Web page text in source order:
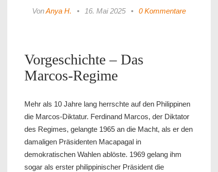
VonAnya H. • 16. Mai 2025 • 0 Kommentare
Vorgeschichte – Das
Marcos-Regime
Mehr als 10 Jahre lang herrschte auf den Philippinen
die Marcos-Diktatur. Ferdinand Marcos, der Diktator
des Regimes, gelangte 1965 an die Macht, als er den
damaligen Präsidenten Macapagal in
demokratischen Wahlen ablöste. 1969 gelang ihm
sogar als erster philippinischer Präsident die